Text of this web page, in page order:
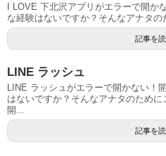
I LOVE 下北沢アプリがエラーで開か
な経験はないですか？そんなアナタの
記事を
LINE ラッシュ
LINE ラッシュがエラーで開かない！
はないですか？そんなアナタのため
開...
記事を